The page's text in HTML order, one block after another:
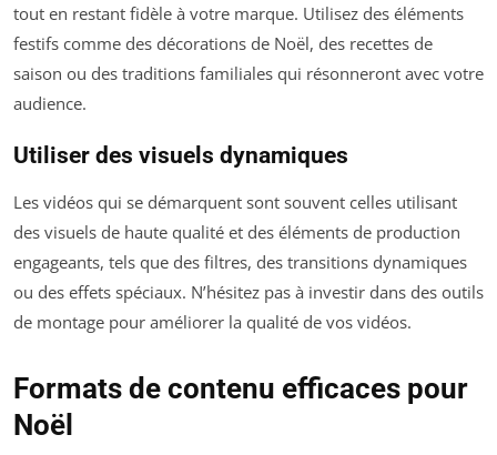
tout en restant fidèle à votre marque. Utilisez des éléments
festifs comme des décorations de Noël, des recettes de
saison ou des traditions familiales qui résonneront avec votre
audience.
Utiliser des visuels dynamiques
Les vidéos qui se démarquent sont souvent celles utilisant
des visuels de haute qualité et des éléments de production
engageants, tels que des filtres, des transitions dynamiques
ou des effets spéciaux. N’hésitez pas à investir dans des outils
de montage pour améliorer la qualité de vos vidéos.
Formats de contenu efficaces pour
Noël